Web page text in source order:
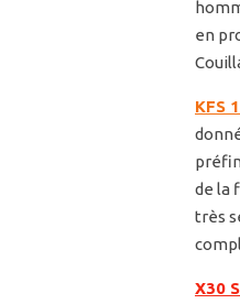
en
KFS
de la
très
X30